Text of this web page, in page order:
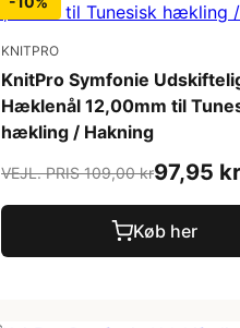
KNITPRO
KnitPro Symfonie
Hæklenål 12,00mm til
hækling / Hakning
VEJL. PRIS 109,00 kr97,95 kr
Køb her